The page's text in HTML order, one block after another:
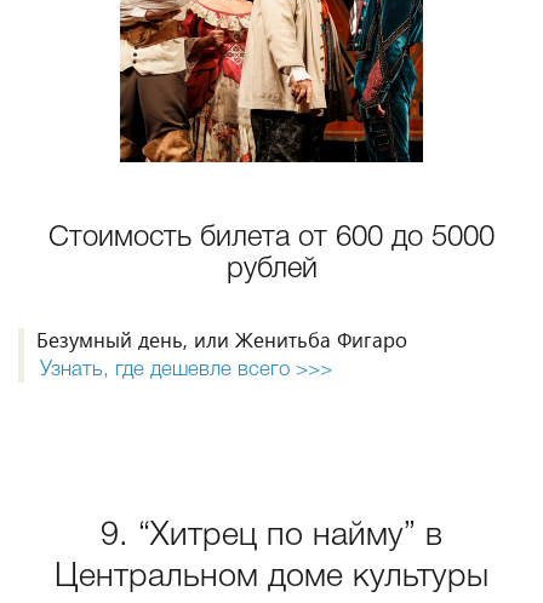
Стоимость билета от 600 до 5000
рублей
Безумный день, или Женитьба Фигаро
Узнать, где дешевле всего >>>
9. “Хитрец по найму” в
Центральном доме культуры